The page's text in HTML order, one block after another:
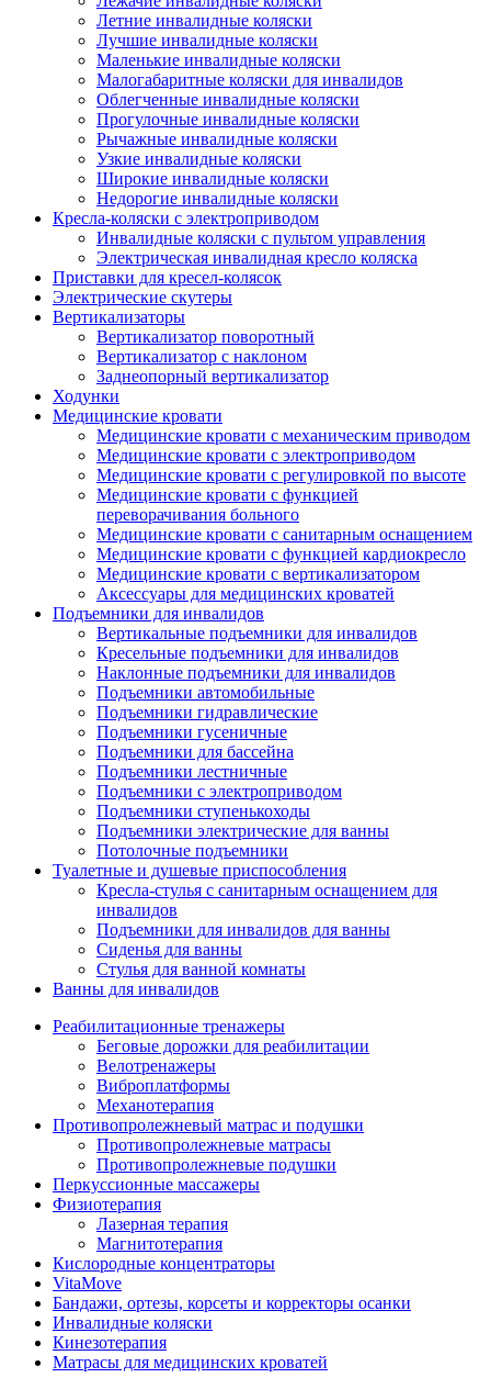
Летние инвалидные коляски
Лучшие инвалидные коляски
Маленькие инвалидные коляски
Малогабаритные коляски для инвалидов
Облегченные инвалидные коляски
Прогулочные инвалидные коляски
Рычажные инвалидные коляски
Узкие инвалидные коляски
Широкие инвалидные коляски
Недорогие инвалидные коляски
Кресла-коляски с электроприводом
Инвалидные коляски с пультом управления
Электрическая инвалидная кресло коляска
Приставки для кресел-колясок
Электрические скутеры
Вертикализаторы
Вертикализатор поворотный
Вертикализатор с наклоном
Заднеопорный вертикализатор
Ходунки
Медицинские кровати
Медицинские кровати с механическим приводом
Медицинские кровати с электроприводом
Медицинские кровати с регулировкой по высоте
Медицинские кровати с функцией
переворачивания больного
Медицинские кровати с санитарным оснащением
Медицинские кровати с функцией кардиокресло
Медицинские кровати с вертикализатором
Аксессуары для медицинских кроватей
Подъемники для инвалидов
Вертикальные подъемники для инвалидов
Кресельные подъемники для инвалидов
Наклонные подъемники для инвалидов
Подъемники автомобильные
Подъемники гидравлические
Подъемники гусеничные
Подъемники для бассейна
Подъемники лестничные
Подъемники с электроприводом
Подъемники ступенькоходы
Подъемники электрические для ванны
Потолочные подъемники
Туалетные и душевые приспособления
Кресла-стулья с санитарным оснащением для
инвалидов
Подъемники для инвалидов для ванны
Сиденья для ванны
Стулья для ванной комнаты
Ванны для инвалидов
Реабилитационные тренажеры
Беговые дорожки для реабилитации
Велотренажеры
Виброплатформы
Механотерапия
Противопролежневый матрас и подушки
Противопролежневые матрасы
Противопролежневые подушки
Перкуссионные массажеры
Физиотерапия
Лазерная терапия
Магнитотерапия
Кислородные концентраторы
VitaMove
Бандажи, ортезы, корсеты и корректоры осанки
Инвалидные коляски
Кинезотерапия
Матрасы для медицинских кроватей